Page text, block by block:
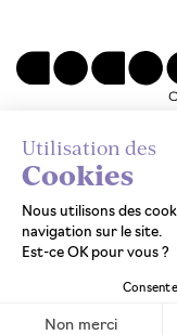
photos ©
Utilisation des
Cookies
Nous utilisons des
navigation sur le site.
Est-ce OK pour vous ?
Non merci